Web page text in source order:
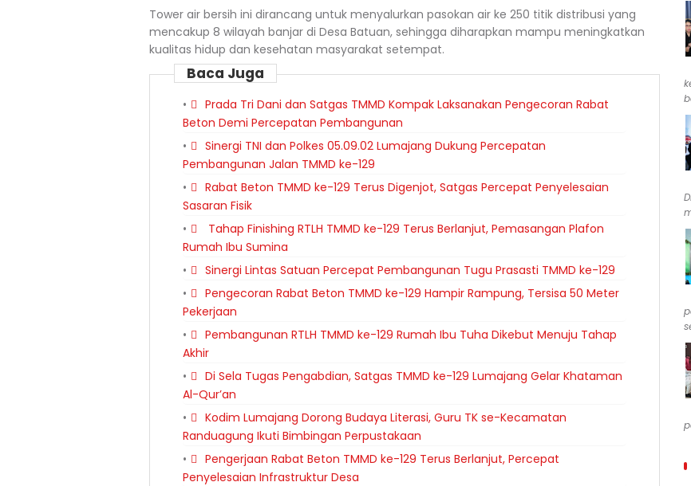
Tower air bersih ini dirancang untuk menyalurkan pasokan air ke 250 titik distribusi yang
mencakup 8 wilayah banjar di Desa Batuan, sehingga diharapkan mampu meningkatkan
kualitas hidup dan kesehatan masyarakat setempat.
Baca Juga
Prada Tri Dani dan Satgas TMMD Kompak Laksanakan Pengecoran Rabat
Beton Demi Percepatan Pembangunan
Sinergi TNI dan Polkes 05.09.02 Lumajang Dukung Percepatan
Pembangunan Jalan TMMD ke-129
Rabat Beton TMMD ke-129 Terus Digenjot, Satgas Percepat Penyelesaian
Sasaran Fisik
Tahap Finishing RTLH TMMD ke-129 Terus Berlanjut, Pemasangan Plafon
Rumah Ibu Sumina
Sinergi Lintas Satuan Percepat Pembangunan Tugu Prasasti TMMD ke-129
Pengecoran Rabat Beton TMMD ke-129 Hampir Rampung, Tersisa 50 Meter
Pekerjaan
Pembangunan RTLH TMMD ke-129 Rumah Ibu Tuha Dikebut Menuju Tahap
Akhir
Di Sela Tugas Pengabdian, Satgas TMMD ke-129 Lumajang Gelar Khataman
Al-Qur’an
Kodim Lumajang Dorong Budaya Literasi, Guru TK se-Kecamatan
Randuagung Ikuti Bimbingan Perpustakaan
Pengerjaan Rabat Beton TMMD ke-129 Terus Berlanjut, Percepat
Penyelesaian Infrastruktur Desa